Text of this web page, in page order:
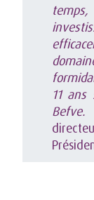
11
Befve.